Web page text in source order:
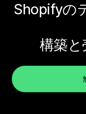
Shopifyの
構築と